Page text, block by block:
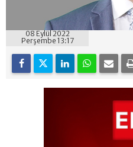
08 Eylül 2022
Perşembe 13:17